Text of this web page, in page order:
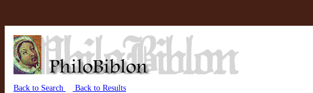
Back to Search Back to Results